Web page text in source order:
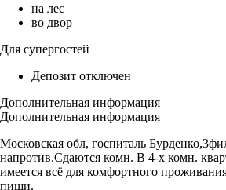
на лес
во двор
Для супергостей
Депозит отключен
Дополнительная информация
Дополнительная информация
Московская обл, госпиталь
напротив.Сдаются комн. В 4-х комн.
имеется всë для комфортного
пищи.